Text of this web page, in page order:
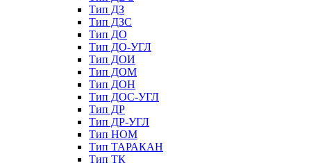
Тип ДЗ
Тип ДЗС
Тип ДО
Тип ДО-УГЛ
Тип ДОИ
Тип ДОМ
Тип ДОН
Тип ДОС-УГЛ
Тип ДР
Тип ДР-УГЛ
Тип НОМ
Тип ТАРАКАН
Тип ТК